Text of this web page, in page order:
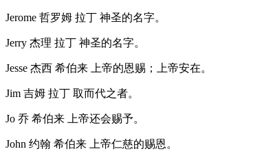
Jerome 哲罗姆 拉丁 神圣的名字。
Jerry 杰理 拉丁 神圣的名字。
Jesse 杰西 希伯来 上帝的恩赐；上帝安在。
Jim 吉姆 拉丁 取而代之者。
Jo 乔 希伯来 上帝还会赐予。
John 约翰 希伯来 上帝仁慈的赐恩。